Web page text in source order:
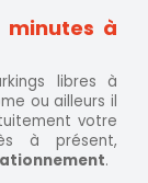
minutes à
libres à
ou ailleurs il
votre
à présent,
.